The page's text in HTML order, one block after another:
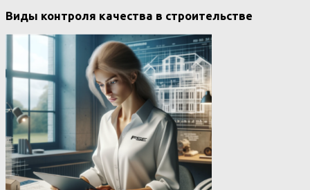
Виды контроля качества в строительстве